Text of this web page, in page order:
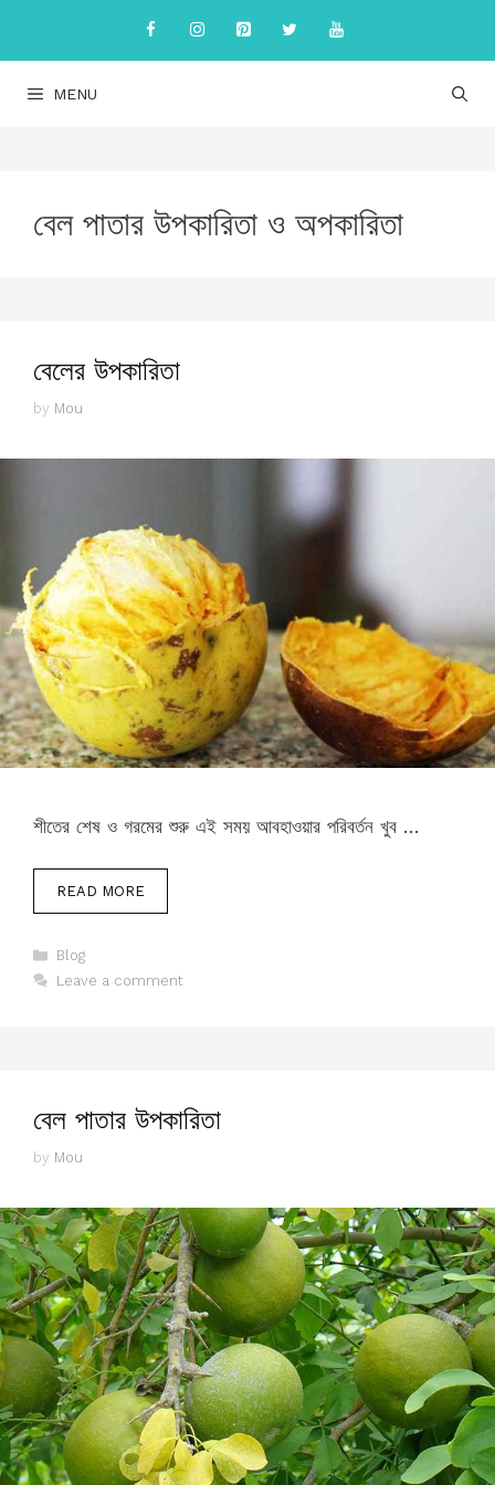
content
MENU
বেল পাতার উপকারিতা ও অপকারিতা
বেলের উপকারিতা
by Mou
শীতের শেষ ও গরমের শুরু এই সময় আবহাওয়ার পরিবর্তন খুব …
READ MORE
Categories
Blog
Leave a comment
বেল পাতার উপকারিতা
by Mou